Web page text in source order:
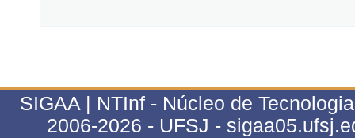
SIGAA | NTInf - Núcleo de
2006-2026 - UFSJ -